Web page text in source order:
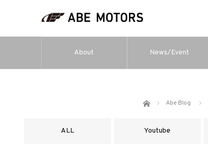
About News/Event
ホーム Abe Blog
ALL Youtube